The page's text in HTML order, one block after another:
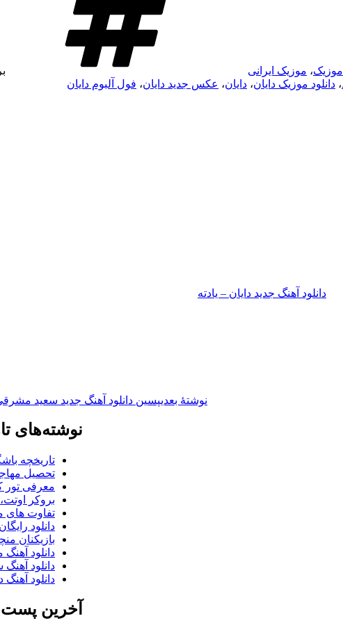
موزیک، موزیک ایرانی
، دانلود موزیک دایان، دایان، عکس جدید دایان، فول آلبوم دایان
دانلود آهنگ جدید دایان – یادته
نوشته‌ٔ بعدیپسین دانلود آهنگ جدید سعید
نوشته‌های
تاریخچه
تحصیل
معرفی تور
بروکر
تفاوت های
دانلود
بازیکنان
دانلود
دانلود
دانلود آهنگ
آخرین پست